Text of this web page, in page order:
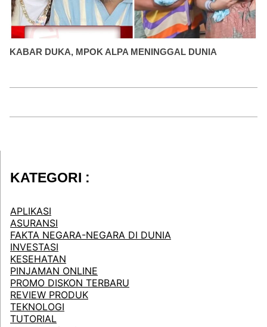
KABAR DUKA, MPOK ALPA MENINGGAL DUNIA
KATEGORI :
APLIKASI
ASURANSI
FAKTA NEGARA-NEGARA DI DUNIA
INVESTASI
KESEHATAN
PINJAMAN ONLINE
PROMO DISKON TERBARU
REVIEW PRODUK
TEKNOLOGI
TUTORIAL